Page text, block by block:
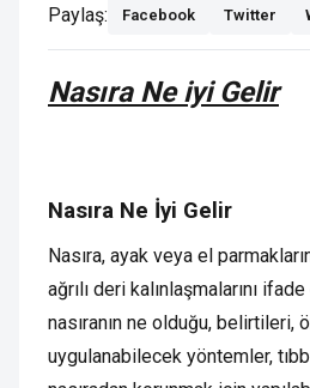
Paylaş: Facebook Twitter
Nasıra Ne iyi Gelir
Nasıra Ne İyi Gelir
Nasıra, ayak veya el
ağrılı deri kalınlaşmalarını
nasıranın ne olduğu, belirtileri,
uygulanabilecek yöntemler,